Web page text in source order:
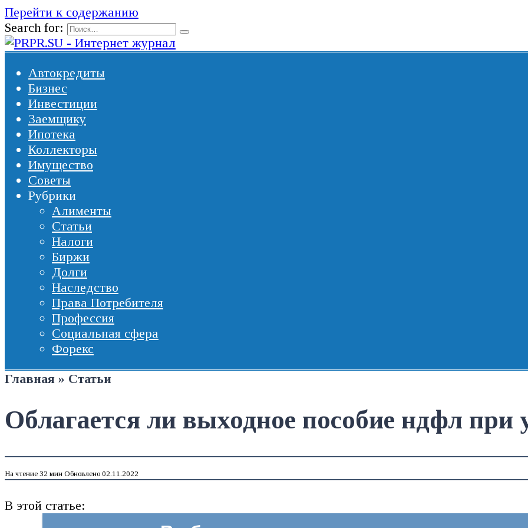
Перейти к содержанию
Search for:
Автокредиты
Бизнес
Инвестиции
Заемщику
Ипотека
Коллекторы
Имущество
Советы
Рубрики
Алименты
Статьи
Налоги
Биржи
Долги
Наследство
Права Потребителя
Профессия
Социальная сфера
Форекс
Главная » Статьи
Облагается ли выходное пособие ндфл при
На чтение 32 мин Обновлено 02.11.2022
В этой статье: